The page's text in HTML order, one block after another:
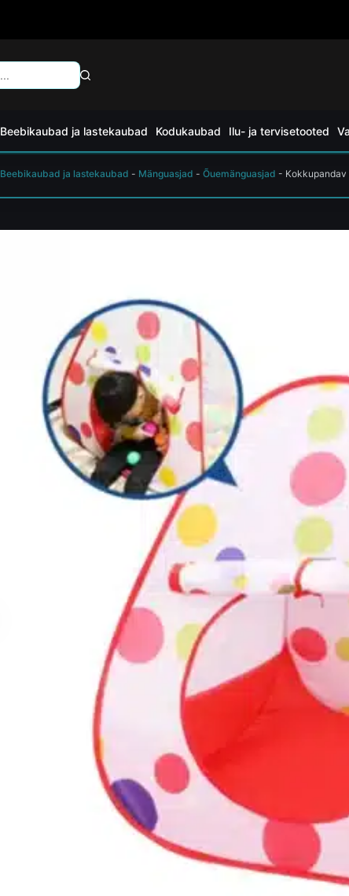
Beebikaubad ja lastekaubad Kodukaubad Ilu- ja tervisetooted
Beebikaubad ja lastekaubad - Mänguasjad -Õuemänguasjad -